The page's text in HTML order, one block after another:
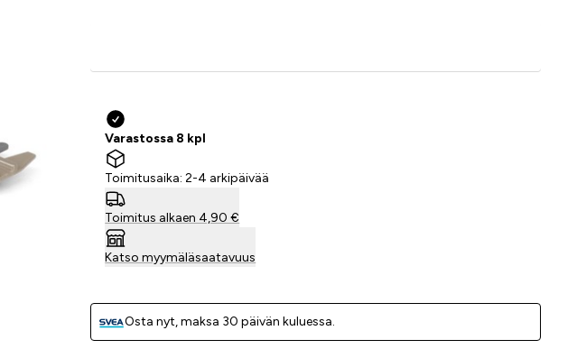
Varastossa 8 kpl
Toimitusaika: 2-4 arkipäivää
Toimitus alkaen 4,90 €
Katso myymäläsaatavuus
Osta nyt, ­maksa 30 päivän kuluessa.